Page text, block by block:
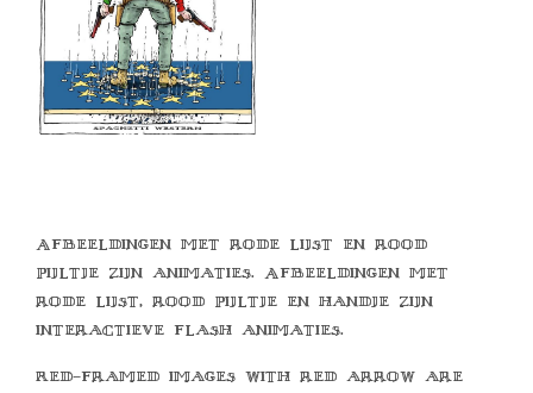
Afbeeldingen met rode lijst en rood
pijltje zijn animaties. Afbeeldingen met
rode lijst, rood pijltje en handje zijn
interactieve flash animaties.
Red-framed images with red arrow are